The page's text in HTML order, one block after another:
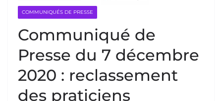
COMMUNIQUÉS DE PRESSE
Communiqué de
Presse du 7 décembre
2020 : reclassement
des praticiens